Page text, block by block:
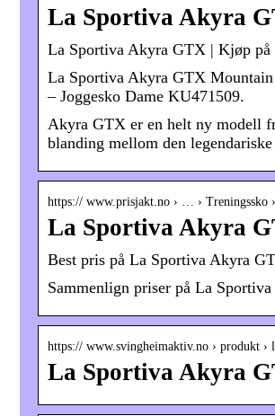
La Sportiva Akyra
La Sportiva Akyra GTX | Kjøp på
La Sportiva Akyra GTX
– Joggesko Dame KU471509.
Akyra GTX er en helt ny modell
blanding mellom den
https:// www.prisjakt.no › … › Treningssko
La Sportiva Akyra
Best pris på La Sportiva Akyra
Sammenlign priser på La
https:// www.svingheimaktiv.no › produkt
La Sportiva Akyra